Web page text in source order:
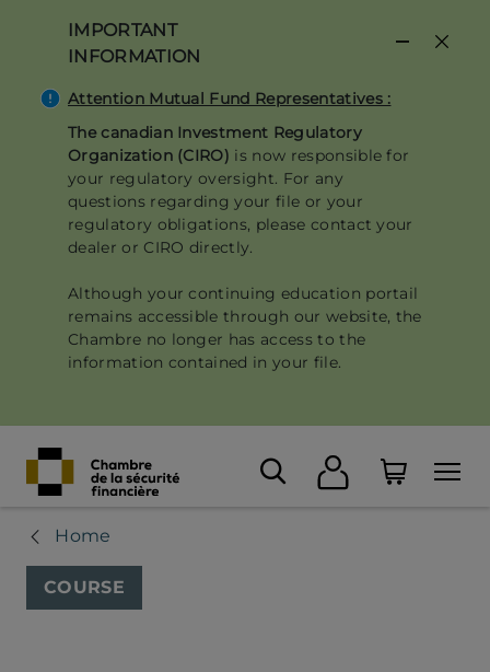
content
IMPORTANT
INFORMATION
Attention Mutual Fund Representatives :
The canadian Investment Regulatory
Organization (CIRO) is now responsible for
your regulatory oversight. For any
questions regarding your file or your
regulatory obligations, please contact your
dealer or CIRO directly.
Although your continuing education portail
remains accessible through our website, the
Chambre no longer has access to the
information contained in your file.
Home
COURSE